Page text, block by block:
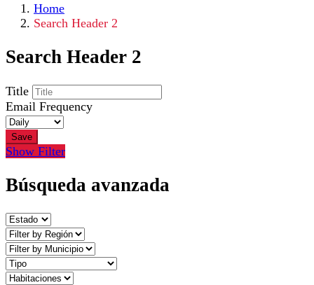
Home
Search Header 2
Search Header 2
Title
Email Frequency
Save
Show Filter
Búsqueda avanzada